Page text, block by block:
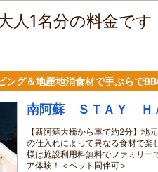
人1名分の料金で
ング＆地産地消食材で手ぶらで
南阿蘇 ＳＴＡＹ Ｈ
【新阿蘇大橋から車で約2分】地
の仕入れによって異なる食材で楽
様は施設利用料無料でファミリー
ア体験！＜ペット同伴可＞